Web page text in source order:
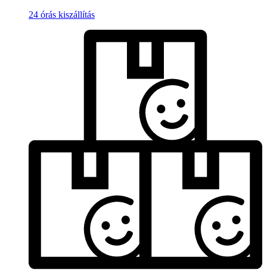
24 órás kiszállítás